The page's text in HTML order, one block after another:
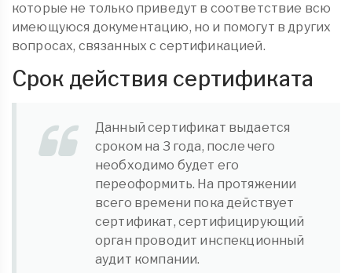
которые не только приведут в соответствие всю
имеющуюся документацию, но и помогут в других
вопросах, связанных с сертификацией.
Срок действия сертификата
Данный сертификат выдается
сроком на 3 года, после чего
необходимо будет его
переоформить. На протяжении
всего времени пока действует
сертификат, сертифицирующий
орган проводит инспекционный
аудит компании.